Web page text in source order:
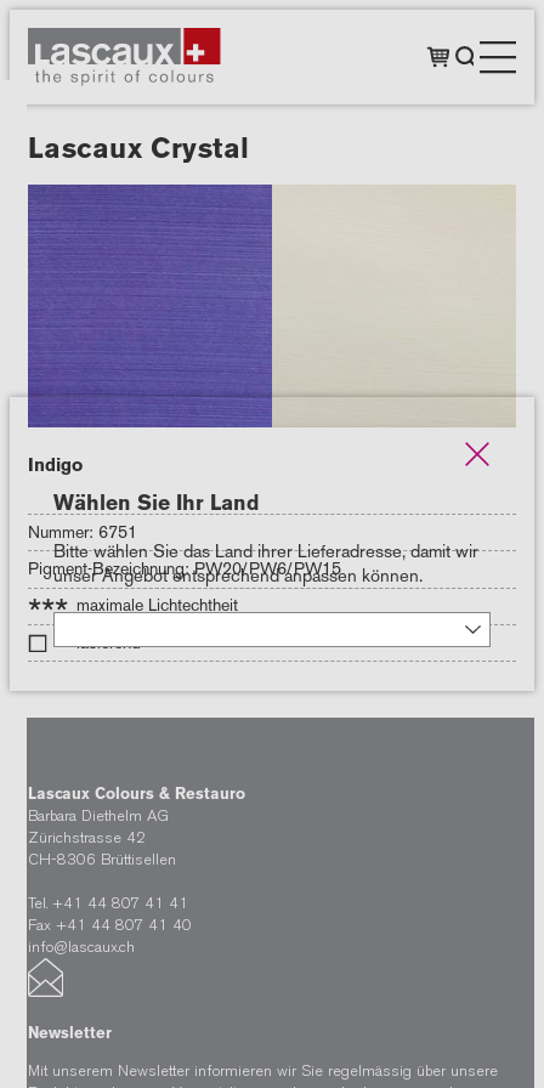
Lascaux Crystal
Indigo
Nummer: 6751
Pigment-Bezeichnung: PW20/PW6/PW15
*** maximale Lichtechtheit
lasierend
Lascaux Colours & Restauro
Barbara Diethelm AG
Zürichstrasse 42
CH-8306 Brüttisellen
Tel. +41 44 807 41 41
Fax +41 44 807 41 40
info@lascaux.ch
Newsletter
Mit unserem Newsletter informieren wir Sie regelmässig über unsere
Wählen Sie Ihr Land
Bitte wählen Sie das Land ihrer Lieferadresse, damit wir
unser Angebot entsprechend anpassen können.